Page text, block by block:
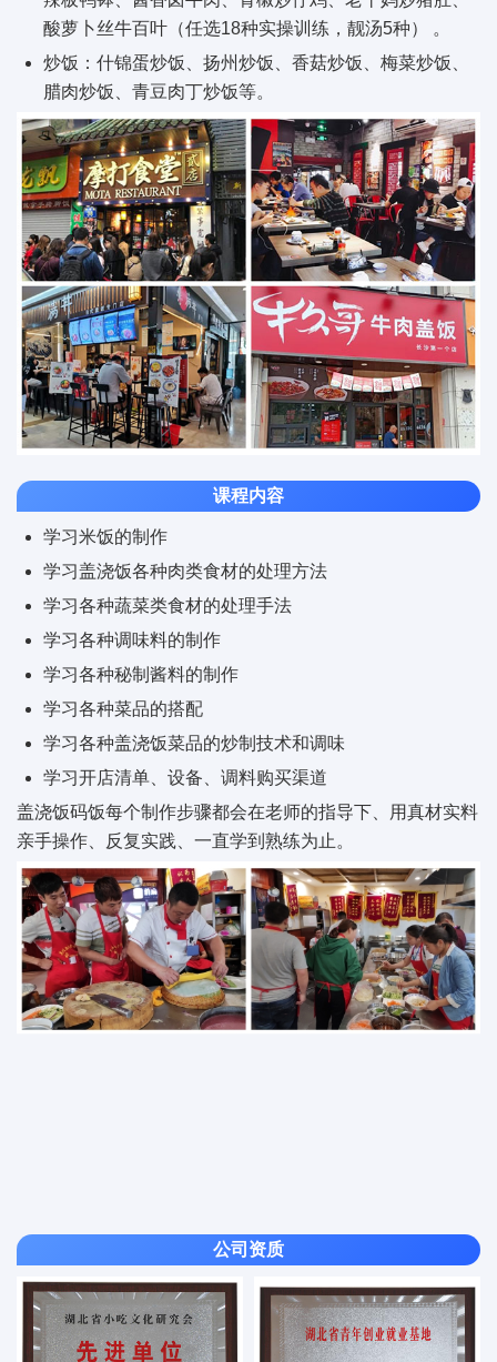
酸萝卜丝牛百叶（任选18种实操训练，靓汤5种） 。
炒饭：什锦蛋炒饭、扬州炒饭、香菇炒饭、梅菜炒饭、
腊肉炒饭、青豆肉丁炒饭等。
课程内容
学习米饭的制作
学习盖浇饭各种肉类食材的处理方法
学习各种蔬菜类食材的处理手法
学习各种调味料的制作
学习各种秘制酱料的制作
学习各种菜品的搭配
学习各种盖浇饭菜品的炒制技术和调味
学习开店清单、设备、调料购买渠道
盖浇饭码饭每个制作步骤都会在老师的指导下、用真材实料
亲手操作、反复实践、一直学到熟练为止。
公司资质